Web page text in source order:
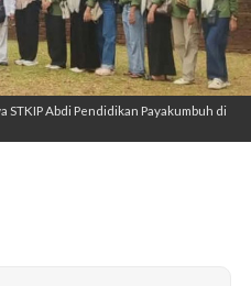
STKIP Abdi Pendidikan Payakumbuh di